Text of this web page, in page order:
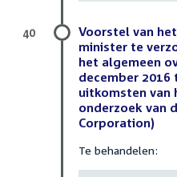
Voorstel van
minister te
het algemeen
december 2016
uitkomsten van
onderzoek van
Corporation)
Te behandelen:
40